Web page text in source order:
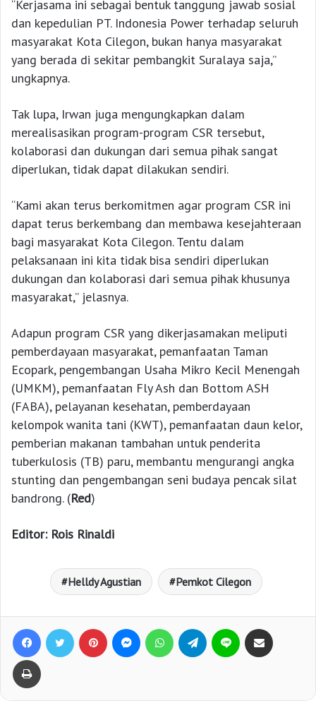
“Kerjasama ini sebagai bentuk tanggung jawab sosial
dan kepedulian PT. Indonesia Power terhadap seluruh
masyarakat Kota Cilegon, bukan hanya masyarakat
yang berada di sekitar pembangkit Suralaya saja,”
ungkapnya.
Tak lupa, Irwan juga mengungkapkan dalam
merealisasikan program-program CSR tersebut,
kolaborasi dan dukungan dari semua pihak sangat
diperlukan, tidak dapat dilakukan sendiri.
“Kami akan terus berkomitmen agar program CSR ini
dapat terus berkembang dan membawa kesejahteraan
bagi masyarakat Kota Cilegon. Tentu dalam
pelaksanaan ini kita tidak bisa sendiri diperlukan
dukungan dan kolaborasi dari semua pihak khusunya
masyarakat,” jelasnya.
Adapun program CSR yang dikerjasamakan meliputi
pemberdayaan masyarakat, pemanfaatan Taman
Ecopark, pengembangan Usaha Mikro Kecil Menengah
(UMKM), pemanfaatan Fly Ash dan Bottom ASH
(FABA), pelayanan kesehatan, pemberdayaan
kelompok wanita tani (KWT), pemanfaatan daun kelor,
pemberian makanan tambahan untuk penderita
tuberkulosis (TB) paru, membantu mengurangi angka
stunting dan pengembangan seni budaya pencak silat
bandrong. (Red)
Editor: Rois Rinaldi
Helldy Agustian Pemkot Cilegon